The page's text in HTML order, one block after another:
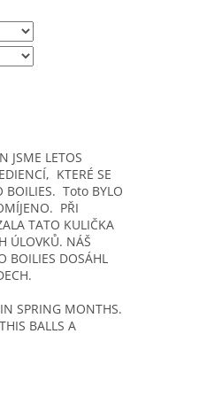
JSME LETOS
KTERÉ SE
BOILIES. Toto BYLO
PŘI
TATO KULIČKA
ÚLOVKŮ. NÁŠ
BOILIES DOSÁHL
SPRING MONTHS.
BALLS A